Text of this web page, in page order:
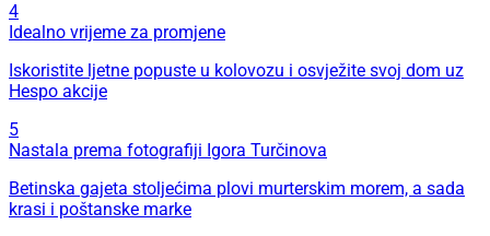
4
Idealno vrijeme za promjene
Iskoristite ljetne popuste u kolovozu i osvježite svoj dom uz
Hespo akcije
5
Nastala prema fotografiji Igora Turčinova
Betinska gajeta stoljećima plovi murterskim morem, a sada
krasi i poštanske marke